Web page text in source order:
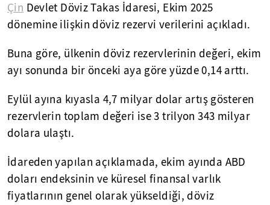
Çin Devlet Döviz Takas İdaresi, Ekim 2025
dönemine ilişkin döviz rezervi verilerini açıkladı.
Buna göre, ülkenin döviz rezervlerinin değeri, ekim
ayı sonunda bir önceki aya göre yüzde 0,14 arttı.
Eylül ayına kıyasla 4,7 milyar dolar artış gösteren
rezervlerin toplam değeri ise 3 trilyon 343 milyar
dolara ulaştı.
İdareden yapılan açıklamada, ekim ayında ABD
doları endeksinin ve küresel finansal varlık
fiyatlarının genel olarak yükseldiği, döviz